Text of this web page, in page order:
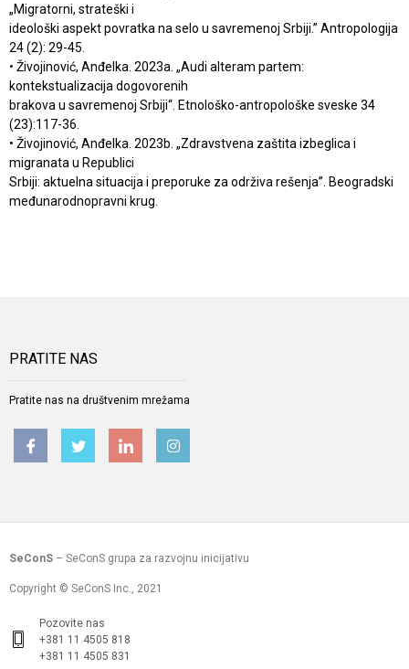
„Migratorni, strateški i
ideološki aspekt povratka na selo u savremenoj Srbiji.” Antropologija
24 (2): 29-45.
• Živojinović, Anđelka. 2023a. „Audi alteram partem:
kontekstualizacija dogovorenih
brakova u savremenoj Srbiji“. Etnološko-antropološke sveske 34
(23):117-36.
• Živojinović, Anđelka. 2023b. „Zdravstvena zaštita izbeglica i
migranata u Republici
Srbiji: aktuelna situacija i preporuke za održiva rešenja”. Beogradski
međunarodnopravni krug.
PRATITE NAS
Pratite nas na društvenim mrežama
SeConS – SeConS grupa za razvojnu inicijativu
Copyright © SeConS Inc., 2021
Pozovite nas
+381 11 4505 818
+381 11 4505 831